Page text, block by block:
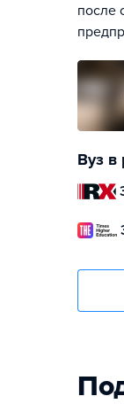
после
Вуз в